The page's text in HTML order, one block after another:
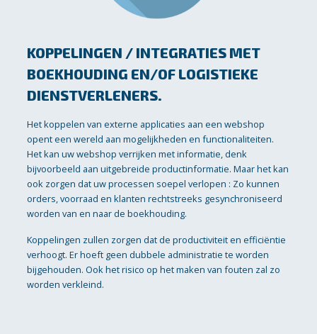
KOPPELINGEN / INTEGRATIES MET
BOEKHOUDING EN/OF LOGISTIEKE
DIENSTVERLENERS.
Het koppelen van externe applicaties aan een webshop
opent een wereld aan mogelijkheden en functionaliteiten.
Het kan uw webshop verrijken met informatie, denk
bijvoorbeeld aan uitgebreide productinformatie. Maar het kan
ook zorgen dat uw processen soepel verlopen : Zo kunnen
orders, voorraad en klanten rechtstreeks gesynchroniseerd
worden van en naar de boekhouding.
Koppelingen zullen zorgen dat de productiviteit en efficiëntie
verhoogt. Er hoeft geen dubbele administratie te worden
bijgehouden. Ook het risico op het maken van fouten zal zo
worden verkleind.